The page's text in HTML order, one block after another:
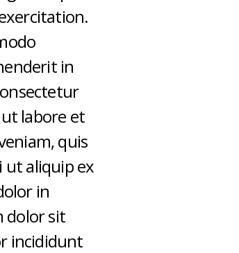
in
labore et
quis
ut aliquip ex
in
dolor sit
incididunt